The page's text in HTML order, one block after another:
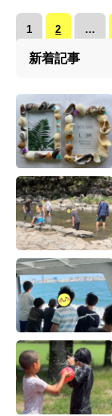
投
稿
の
ペー
ジ
送
り
1 2 …
新着記事